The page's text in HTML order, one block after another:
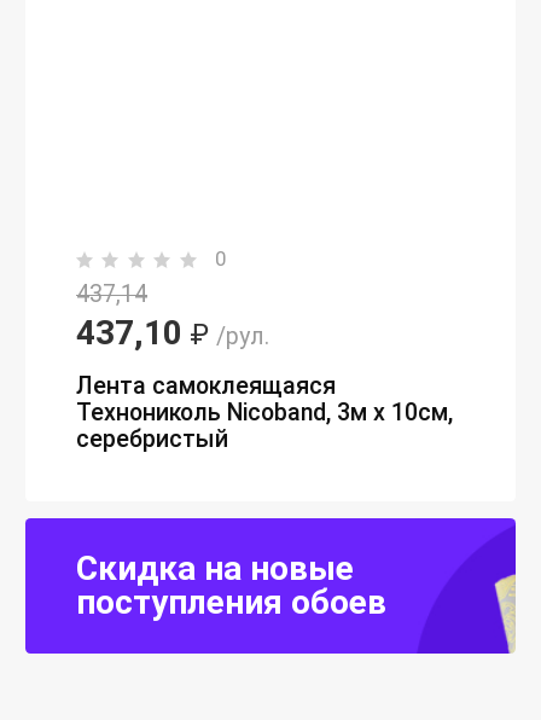
0
437,14
437,10 ₽ /рул.
Лента самоклеящаяся
Технониколь Nicoband, 3м х 10см,
серебристый
Скидка на новые
поступления обоев